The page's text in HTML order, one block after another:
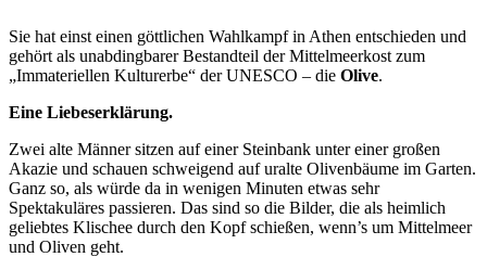
Sie hat einst einen göttlichen Wahlkampf in Athen entschieden und
gehört als unabdingbarer Bestandteil der Mittelmeerkost zum
„Immateriellen Kulturerbe“ der UNESCO – die Olive.
Eine Liebeserklärung.
Zwei alte Männer sitzen auf einer Steinbank unter einer großen
Akazie und schauen schweigend auf uralte Olivenbäume im Garten.
Ganz so, als würde da in wenigen Minuten etwas sehr
Spektakuläres passieren. Das sind so die Bilder, die als heimlich
geliebtes Klischee durch den Kopf schießen, wenn’s um Mittelmeer
und Oliven geht.